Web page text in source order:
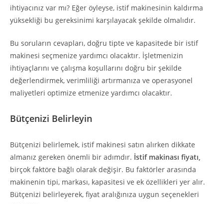
ihtiyacınız var mı? Eğer öyleyse, istif makinesinin kaldırma
yüksekliği bu gereksinimi karşılayacak şekilde olmalıdır.
Bu soruların cevapları, doğru tipte ve kapasitede bir istif
makinesi seçmenize yardımcı olacaktır. İşletmenizin
ihtiyaçlarını ve çalışma koşullarını doğru bir şekilde
değerlendirmek, verimliliği artırmanıza ve operasyonel
maliyetleri optimize etmenize yardımcı olacaktır.
Bütçenizi Belirleyin
Bütçenizi belirlemek, istif makinesi satın alırken dikkate
almanız gereken önemli bir adımdır. İstif makinası fiyatı,
birçok faktöre bağlı olarak değişir. Bu faktörler arasında
makinenin tipi, markası, kapasitesi ve ek özellikleri yer alır.
Bütçenizi belirleyerek, fiyat aralığınıza uygun seçenekleri